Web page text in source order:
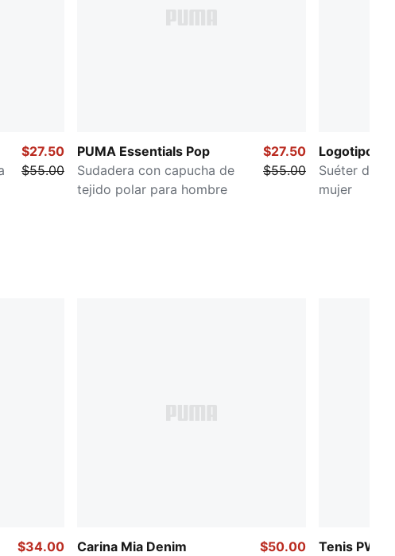
$27.50
$55.00
PUMA Essentials Pop
Sudadera con capucha de
tejido polar para hombre
$27.50
$55.00
Logotipo
Suéter de
mujer
$34.00
Carina Mia Denim
$50.00
Tenis PWR